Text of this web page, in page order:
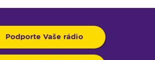
Podporte Vaše rádio